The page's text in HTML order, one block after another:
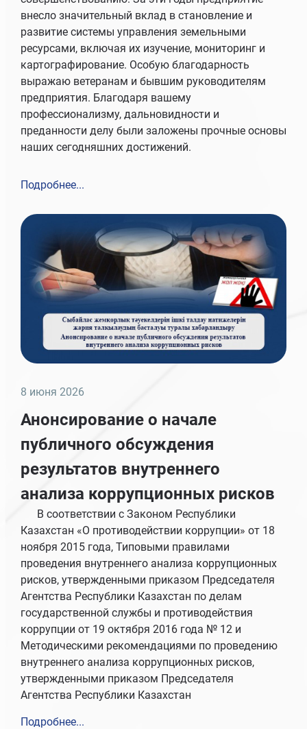
внесло значительный вклад в становление и
развитие системы управления земельными
ресурсами, включая их изучение, мониторинг и
картографирование. Особую благодарность
выражаю ветеранам и бывшим руководителям
предприятия. Благодаря вашему
профессионализму, дальновидности и
преданности делу были заложены прочные основы
наших сегодняшних достижений.
Подробнее...
8 июня 2026
Анонсирование о начале
публичного обсуждения
результатов внутреннего
анализа коррупционных рисков
В соответствии с Законом Республики
Казахстан «О противодействии коррупции» от 18
ноября 2015 года, Типовыми правилами
проведения внутреннего анализа коррупционных
рисков, утвержденными приказом Председателя
Агентства Республики Казахстан по делам
государственной службы и противодействия
коррупции от 19 октября 2016 года № 12 и
Методическими рекомендациями по проведению
внутреннего анализа коррупционных рисков,
утвержденными приказом Председателя
Агентства Республики Казахстан
Подробнее...